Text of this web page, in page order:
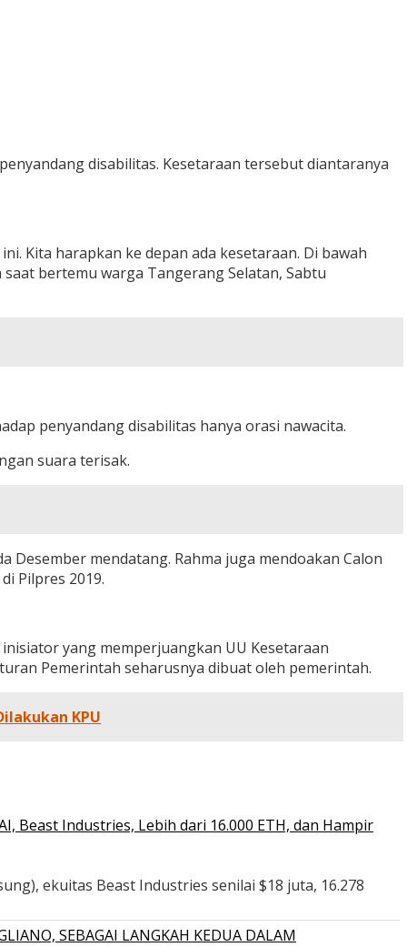
disabilitas. Kesetaraan tersebut diantaranya
Kita harapkan ke depan ada kesetaraan. Di bawah
bertemu warga Tangerang Selatan, Sabtu
penyandang disabilitas hanya orasi nawacita.
suara terisak.
mendatang. Rahma juga mendoakan Calon
Pilpres 2019.
yang memperjuangkan UU Kesetaraan
Pemerintah seharusnya dibuat oleh pemerintah.
KPU
Beast Industries, Lebih dari 16.000 ETH, dan Hampir
ekuitas Beast Industries senilai $18 juta, 16.278
SEBAGAI LANGKAH KEDUA DALAM